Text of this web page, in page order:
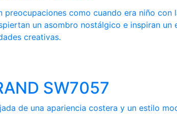
como cuando era niño
un asombro nostálgico e inspiran
creativas.
SW7057
de una apariencia costera y un estilo